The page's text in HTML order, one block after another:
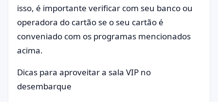
isso, é importante verificar com seu banco ou
operadora do cartão se o seu cartão é
conveniado com os programas mencionados
acima.
Dicas para aproveitar a sala VIP no
desembarque